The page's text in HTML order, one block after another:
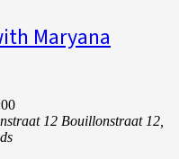
Maryana
12 Bouillonstraat 12,